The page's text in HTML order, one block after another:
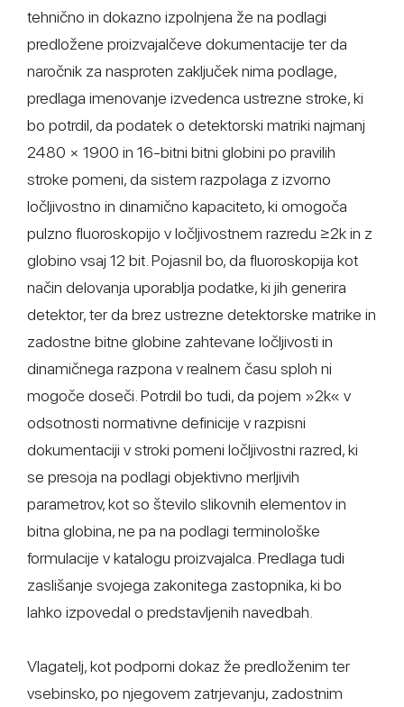
tehnično in dokazno izpolnjena že na podlagi
predložene proizvajalčeve dokumentacije ter da
naročnik za nasproten zaključek nima podlage,
predlaga imenovanje izvedenca ustrezne stroke, ki
bo potrdil, da podatek o detektorski matriki najmanj
2480 × 1900 in 16-bitni bitni globini po pravilih
stroke pomeni, da sistem razpolaga z izvorno
ločljivostno in dinamično kapaciteto, ki omogoča
pulzno fluoroskopijo v ločljivostnem razredu ≥2k in z
globino vsaj 12 bit. Pojasnil bo, da fluoroskopija kot
način delovanja uporablja podatke, ki jih generira
detektor, ter da brez ustrezne detektorske matrike in
zadostne bitne globine zahtevane ločljivosti in
dinamičnega razpona v realnem času sploh ni
mogoče doseči. Potrdil bo tudi, da pojem »2k« v
odsotnosti normativne definicije v razpisni
dokumentaciji v stroki pomeni ločljivostni razred, ki
se presoja na podlagi objektivno merljivih
parametrov, kot so število slikovnih elementov in
bitna globina, ne pa na podlagi terminološke
formulacije v katalogu proizvajalca. Predlaga tudi
zaslišanje svojega zakonitega zastopnika, ki bo
lahko izpovedal o predstavljenih navedbah.
Vlagatelj, kot podporni dokaz že predloženim ter
vsebinsko, po njegovem zatrjevanju, zadostnim